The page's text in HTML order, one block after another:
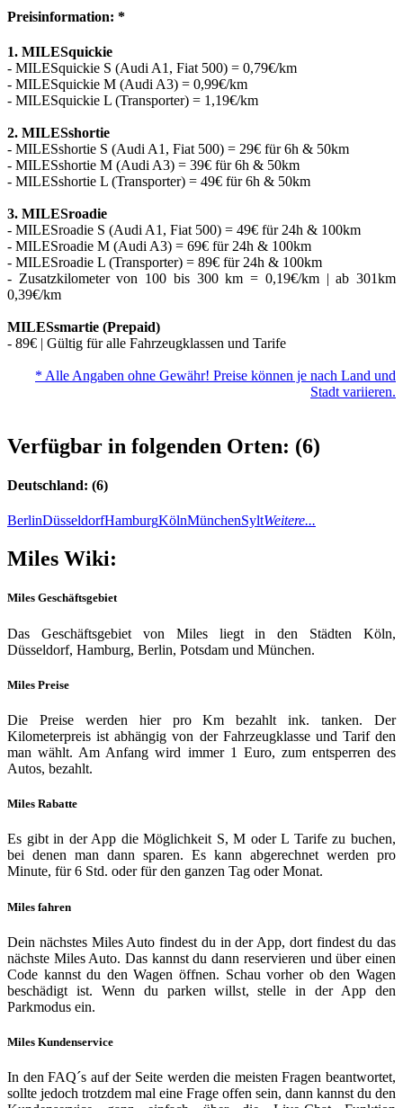
Preisinformation: *
1. MILESquickie
- MILESquickie S (Audi A1, Fiat 500) = 0,79€/km
- MILESquickie M (Audi A3) = 0,99€/km
- MILESquickie L (Transporter) = 1,19€/km
2. MILESshortie
- MILESshortie S (Audi A1, Fiat 500) = 29€ für 6h & 50km
- MILESshortie M (Audi A3) = 39€ für 6h & 50km
- MILESshortie L (Transporter) = 49€ für 6h & 50km
3. MILESroadie
- MILESroadie S (Audi A1, Fiat 500) = 49€ für 24h & 100km
- MILESroadie M (Audi A3) = 69€ für 24h & 100km
- MILESroadie L (Transporter) = 89€ für 24h & 100km
- Zusatzkilometer von 100 bis 300 km = 0,19€/km | ab 301km
0,39€/km
MILESsmartie (Prepaid)
- 89€ | Gültig für alle Fahrzeugklassen und Tarife
* Alle Angaben ohne Gewähr! Preise können je nach Land und
Stadt variieren.
Verfügbar in folgenden Orten: (6)
Deutschland: (6)
BerlinDüsseldorfHamburgKölnMünchenSyltWeitere...
Miles Wiki:
Miles Geschäftsgebiet
Das Geschäftsgebiet von Miles liegt in den Städten Köln,
Düsseldorf, Hamburg, Berlin, Potsdam und München.
Miles Preise
Die Preise werden hier pro Km bezahlt ink. tanken. Der
Kilometerpreis ist abhängig von der Fahrzeugklasse und Tarif den
man wählt. Am Anfang wird immer 1 Euro, zum entsperren des
Autos, bezahlt.
Miles Rabatte
Es gibt in der App die Möglichkeit S, M oder L Tarife zu buchen,
bei denen man dann sparen. Es kann abgerechnet werden pro
Minute, für 6 Std. oder für den ganzen Tag oder Monat.
Miles fahren
Dein nächstes Miles Auto findest du in der App, dort findest du das
nächste Miles Auto. Das kannst du dann reservieren und über einen
Code kannst du den Wagen öffnen. Schau vorher ob den Wagen
beschädigt ist. Wenn du parken willst, stelle in der App den
Parkmodus ein.
Miles Kundenservice
In den FAQ´s auf der Seite werden die meisten Fragen beantwortet,
sollte jedoch trotzdem mal eine Frage offen sein, dann kannst du den